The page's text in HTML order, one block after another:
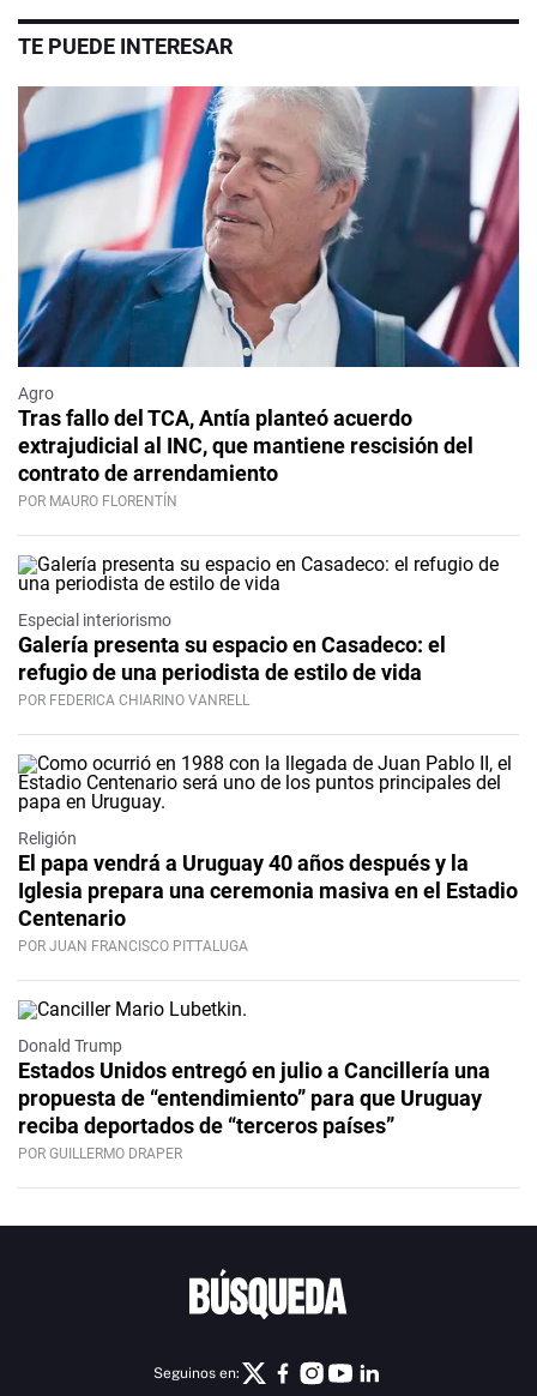
TE PUEDE INTERESAR
Agro
Tras fallo del TCA, Antía planteó acuerdo
extrajudicial al INC, que mantiene rescisión del
contrato de arrendamiento
POR MAURO FLORENTÍN
Especial interiorismo
Galería presenta su espacio en Casadeco: el
refugio de una periodista de estilo de vida
POR FEDERICA CHIARINO VANRELL
Religión
El papa vendrá a Uruguay 40 años después y la
Iglesia prepara una ceremonia masiva en el Estadio
Centenario
POR JUAN FRANCISCO PITTALUGA
Donald Trump
Estados Unidos entregó en julio a Cancillería una
propuesta de “entendimiento” para que Uruguay
reciba deportados de “terceros países”
POR GUILLERMO DRAPER
Seguinos en: